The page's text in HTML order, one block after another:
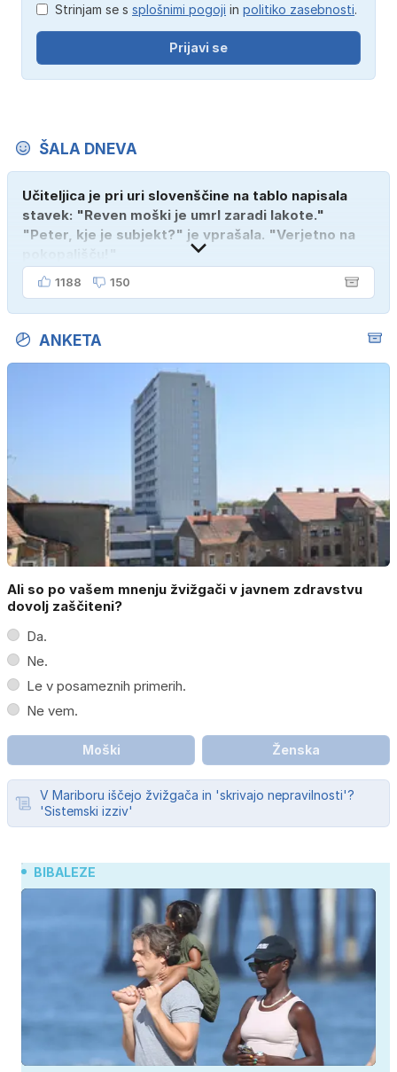
Strinjam se s splošnimi pogoji in politiko zasebnosti.
Prijavi se
ŠALA DNEVA
Učiteljica je pri uri slovenščine na tablo napisala
stavek: "Reven moški je umrl zaradi lakote."
"Peter, kje je subjekt?" je vprašala. "Verjetno na
1188 150
ANKETA
Ali so po vašem mnenju žvižgači v javnem zdravstvu
dovolj zaščiteni?
Da.
Ne.
Le v posameznih primerih.
Ne vem.
Moški Ženska
V Mariboru iščejo žvižgača in 'skrivajo nepravilnosti'?
'Sistemski izziv'
BIBALEZE